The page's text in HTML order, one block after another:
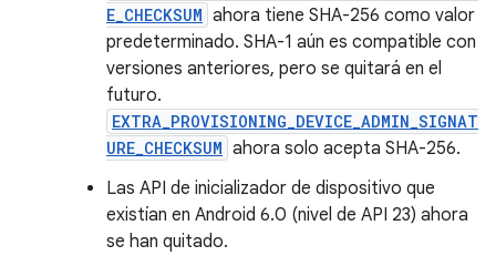
E_CHECKSUM ahora tiene SHA-256 como valor
predeterminado. SHA-1 aún es compatible con
versiones anteriores, pero se quitará en el
futuro.
EXTRA_PROVISIONING_DEVICE_ADMIN_SIGNAT
URE_CHECKSUM ahora solo acepta SHA-256.
Las API de inicializador de dispositivo que
existían en Android 6.0 (nivel de API 23) ahora
se han quitado.